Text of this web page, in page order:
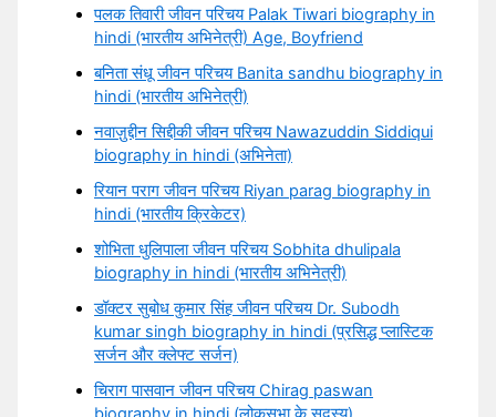
पलक तिवारी जीवन परिचय Palak Tiwari biography in
hindi (भारतीय अभिनेत्री) Age, Boyfriend
बनिता संधू जीवन परिचय Banita sandhu biography in
hindi (भारतीय अभिनेत्री)
नवाज़ुद्दीन सिद्दीकी जीवन परिचय Nawazuddin Siddiqui
biography in hindi (अभिनेता)
रियान पराग जीवन परिचय Riyan parag biography in
hindi (भारतीय क्रिकेटर)
शोभिता धुलिपाला जीवन परिचय Sobhita dhulipala
biography in hindi (भारतीय अभिनेत्री)
डॉक्टर सुबोध कुमार सिंह जीवन परिचय Dr. Subodh
kumar singh biography in hindi (प्रसिद्ध प्लास्टिक
सर्जन और क्लेफ्ट सर्जन)
चिराग पासवान जीवन परिचय Chirag paswan